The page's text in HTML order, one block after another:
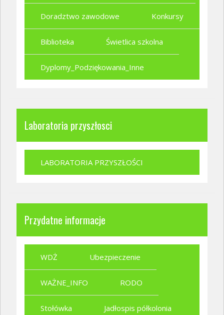
Doradztwo zawodowe Konkursy
Biblioteka Świetlica szkolna
Dyplomy_Podziękowania_Inne
Laboratoria przyszłosci
LABORATORIA PRZYSZŁOŚCI
Przydatne informacje
WDŻ Ubezpieczenie
WAŻNE_INFO RODO
Stołówka Jadłospis półkolonia